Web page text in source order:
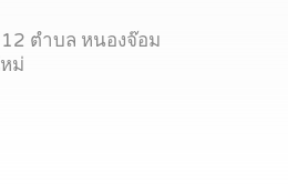
ตำบล หนองจ๊อม
ม่